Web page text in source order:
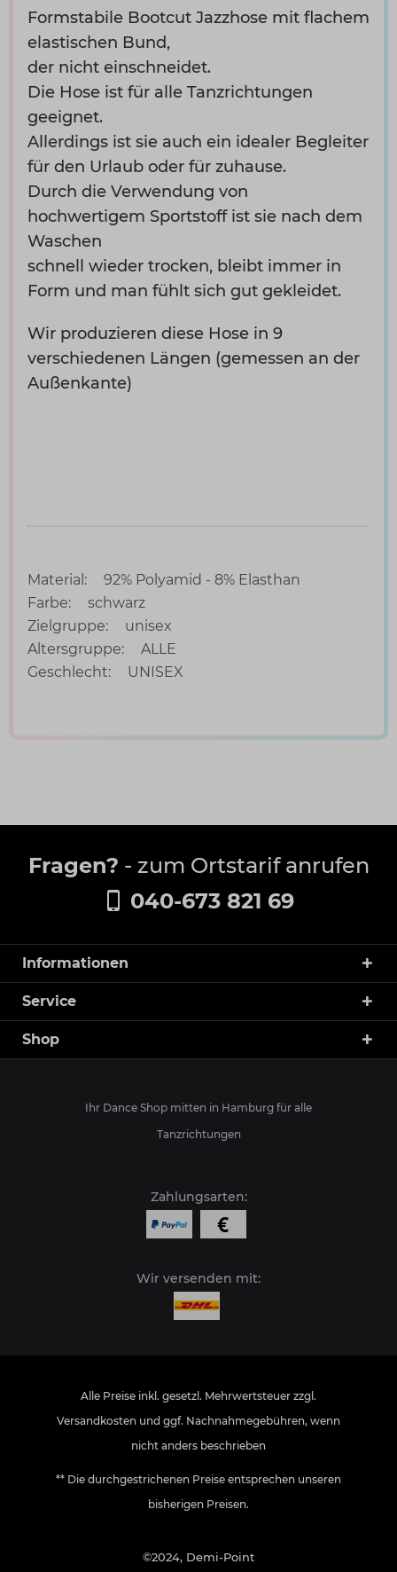
Formstabile Bootcut Jazzhose mit flachem
elastischen Bund,
der nicht einschneidet.
Die Hose ist für alle Tanzrichtungen
geeignet.
Allerdings ist sie auch ein idealer Begleiter
für den Urlaub oder für zuhause.
Durch die Verwendung von
hochwertigem Sportstoff ist sie nach dem
Waschen
schnell wieder trocken, bleibt immer in
Form und man fühlt sich gut gekleidet.
Wir produzieren diese Hose in 9
verschiedenen Längen (gemessen an der
Außenkante)
Material:
92% Polyamid - 8% Elasthan
Farbe:
schwarz
Zielgruppe:
unisex
Altersgruppe:
ALLE
Geschlecht:
UNISEX
Fragen? - zum Ortstarif anrufen
040-673 821 69
Informationen
Service
Shop
Ihr Dance Shop mitten in Hamburg für alle
Tanzrichtungen
Zahlungsarten:
Wir versenden mit:
Alle Preise inkl. gesetzl. Mehrwertsteuer zzgl.
Versandkosten und ggf. Nachnahmegebühren, wenn
nicht anders beschrieben
** Die durchgestrichenen Preise entsprechen unseren
bisherigen Preisen.
©2024, Demi-Point